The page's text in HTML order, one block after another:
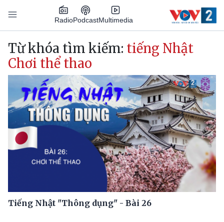
Nhảy đến nội dung
RadioPodcastMultimedia
Main navigation
Từ khóa tìm kiếm: tiếng Nhật
Chơi thể thao
Tiếng Nhật "Thông dụng" - Bài 26